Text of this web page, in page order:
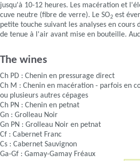
jusqu'à 10-12 heures. Les macération et
cuve neutre (fibre de verre). Le SO2 est
petite touche suivant les analyses en cours
de tenue à l'air avant mise en bouteille.
The wines
Ch PD : Chenin en pressurage direct
Ch M : Chenin en macération - parfois en
ou plusieurs autres cépages
Ch PN : Chenin en petnat
Gn : Grolleau Noir
Gn PN : Grolleau Noir en petnat
Cf : Cabernet Franc
Cs : Cabernet Sauvignon
Ga-Gf : Gamay-Gamay Fréaux